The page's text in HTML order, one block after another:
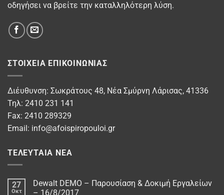
οδηγήσει να βρείτε την καταλληλότερη λύση.
ΣΤΟΙΧΕΊΑ ΕΠΙΚΟΙΝΩΝΊΑΣ
Διέυθυνση: Σωκράτους 48, Νέα Σμύρνη Λάρισας, 41336
Τηλ: 2410 231 141
Fax: 2410 289329
Email: info@afoispiropouloi.gr
ΤΕΛΕΥΤΑΊΑ ΝΈΑ
27
Οκτ
Dewalt DEMO – Παρουσίαση & Δοκιμή Εργαλείων
– 16/8/2017